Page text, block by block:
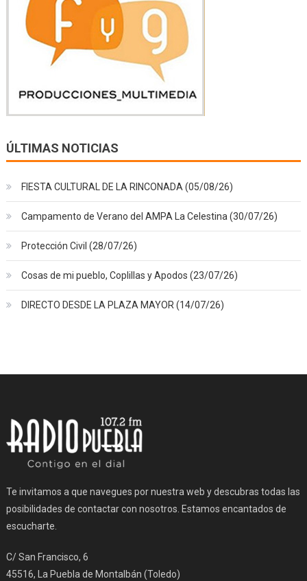
ÚLTIMAS NOTICIAS
FIESTA CULTURAL DE LA RINCONADA (05/08/26)
Campamento de Verano del AMPA La Celestina (30/07/26)
Protección Civil (28/07/26)
Cosas de mi pueblo, Coplillas y Apodos (23/07/26)
DIRECTO DESDE LA PLAZA MAYOR (14/07/26)
Te invitamos a que navegues por nuestra web y descubras todas las
posibilidades de contactar con nosotros. Estamos encantados de
escucharte.
C/ San Francisco, 6
45516, La Puebla de Montalbán (Toledo)